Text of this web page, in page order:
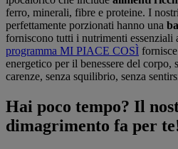
ferro, minerali, fibre e proteine. I
perfettamente porzionati hanno una
forniscono tutti i nutrimenti essenziali
programma MI PIACE COSÌ
energetico per il benessere del corpo,
carenze, senza squilibrio, senza
Hai poco tempo? Il
dimagrimento fa per